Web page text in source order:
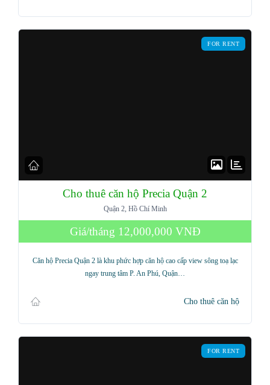
FOR RENT
Cho thuê căn hộ Precia Quận 2
Quận 2, Hồ Chí Minh
Giá/tháng 12,000,000 VNĐ
Căn hộ Precia Quận 2 là khu phức hợp căn hộ cao cấp view sông toạ lạc
ngay trung tâm P. An Phú, Quận…
Cho thuê căn hộ
FOR RENT